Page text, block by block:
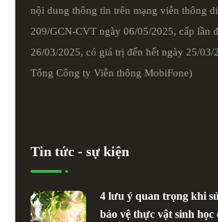
nội dung thông tin trên mạng viễn thông
209/GCN-CVT ngày 06/05/2025, cấp lần
26/03/2025, có giá trị đến hết ngày 25/03/
Tổng Công ty Viễn thông MobiFone)
Tin tức - sự kiện
4 lưu ý quan trọng khi
bảo vệ thực vật sinh học